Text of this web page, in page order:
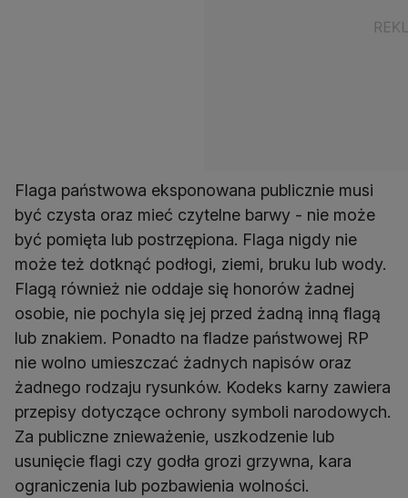
Flaga państwowa eksponowana publicznie musi
być czysta oraz mieć czytelne barwy - nie może
być pomięta lub postrzępiona. Flaga nigdy nie
może też dotknąć podłogi, ziemi, bruku lub wody.
Flagą również nie oddaje się honorów żadnej
osobie, nie pochyla się jej przed żadną inną flagą
lub znakiem. Ponadto na fladze państwowej RP
nie wolno umieszczać żadnych napisów oraz
żadnego rodzaju rysunków. Kodeks karny zawiera
przepisy dotyczące ochrony symboli narodowych.
Za publiczne znieważenie, uszkodzenie lub
usunięcie flagi czy godła grozi grzywna, kara
ograniczenia lub pozbawienia wolności.